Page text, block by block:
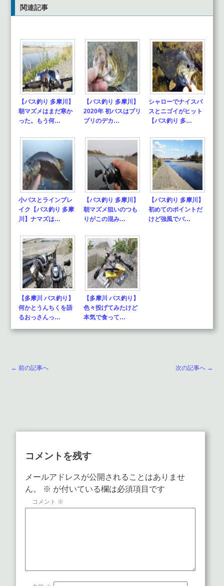
関連記事
【バス釣り 多摩川】
朝マズメはまだ寒か
った。もう何…
【バス釣り 多摩川】
2020年 初バスはブリ
ブリのデカ…
シャローでナイスバ
スとニゴイがヒット
【バス釣り 多…
小バスとラインブレ
イク【バス釣り 多摩
川】ナマズは…
【バス釣り 多摩川】
朝マズメ狙いのつも
りがこの混み…
【バス釣り 多摩川】
初めてのポイントだ
けど強風でバ…
【多摩川 バス釣り】
何かとうんちくを語
るおっさんっ…
【多摩川 バス釣り】
色々投げてみたけど
本気で食って…
← 前の記事へ 次の記事へ →
コメントを残す
メールアドレスが公開されることはありませ
ん。
※ が付いている欄は必須項目です
コメント ※